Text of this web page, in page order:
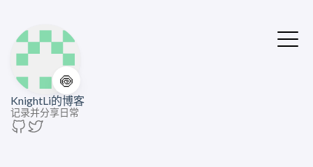
🍥
KnightLi的博客
记录并分享日常